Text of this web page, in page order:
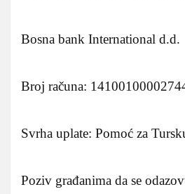
Bosna bank International d.d.
Broj računa:
Svrha uplate: Pomoć za
Poziv građanima da se